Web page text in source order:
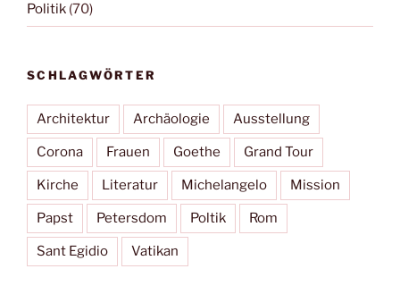
Politik (70)
SCHLAGWÖRTER
Architektur Archäologie Ausstellung
Corona Frauen Goethe Grand Tour
Kirche Literatur Michelangelo Mission
Papst Petersdom Poltik Rom
Sant Egidio Vatikan